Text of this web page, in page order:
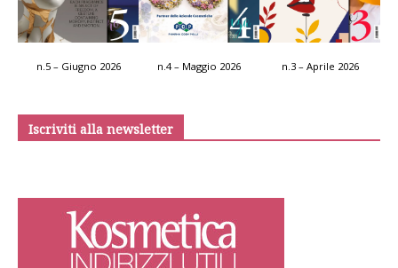
n.5 – Giugno 2026 n.4 – Maggio 2026 n.3 – Aprile 2026
Iscriviti alla newsletter